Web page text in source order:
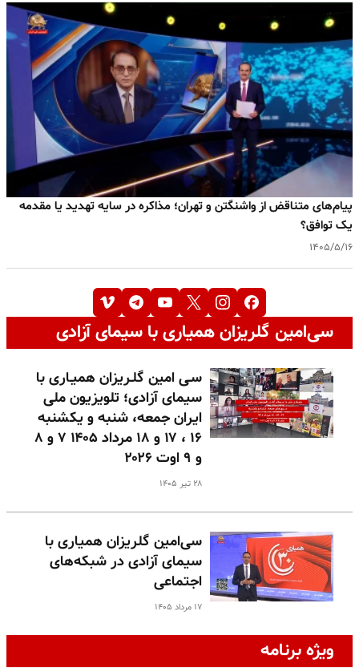
پیام‌های متناقض از واشنگتن و تهران؛ مذاکره در سایه تهدید یا مقدمه
یک توافق؟
۱۴۰۵/۵/۱۶
سی‌امین گلریزان همیاری با سیمای آزادی
سـی امین گلـریزان همیـاری با
سیمای آزادی؛ تلویزیون ملی
ایران جمعه، شنبه و یکشنبه
۱۶ ، ۱۷ و ۱۸ مرداد ۱۴۰۵ ۷ و ۸
و ۹ اوت ۲۰۲۶
۲۸ تیر ۱۴۰۵
سی‌امین گلریزان همیاری با
سیمای آزادی در شبکه‌های
اجتماعی
۱۷ مرداد ۱۴۰۵
ویژه برنامه